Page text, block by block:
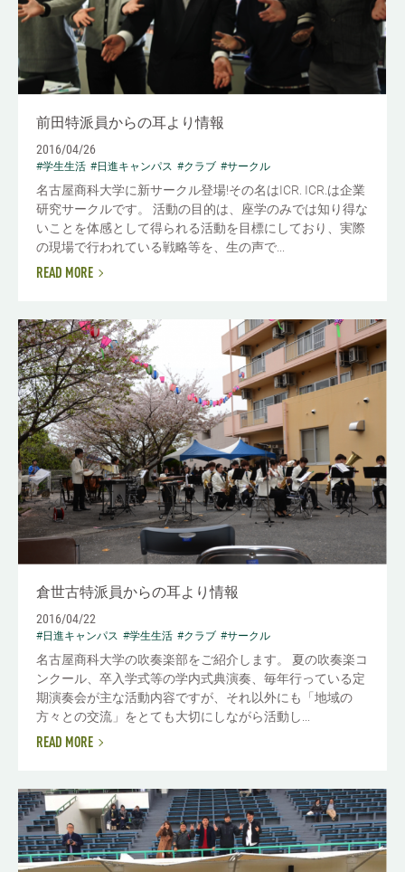
前田特派員からの耳より情報
2016/04/26
#学生生活 #日進キャンパス #クラブ #サークル
名古屋商科大学に新サークル登場!その名はICR. ICR.は企業
研究サークルです。 活動の目的は、座学のみでは知り得な
いことを体感として得られる活動を目標にしており、実際
の現場で行われている戦略等を、生の声で...
READ MORE
倉世古特派員からの耳より情報
2016/04/22
#日進キャンパス #学生生活 #クラブ #サークル
名古屋商科大学の吹奏楽部をご紹介します。 夏の吹奏楽コ
ンクール、卒入学式等の学内式典演奏、毎年行っている定
期演奏会が主な活動内容ですが、それ以外にも「地域の
方々との交流」をとても大切にしながら活動し...
READ MORE